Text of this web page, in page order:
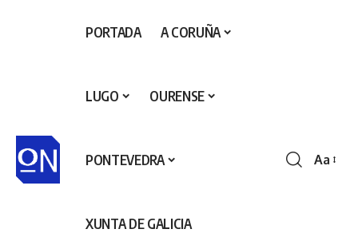
PORTADA A CORUÑA
LUGO OURENSE
PONTEVEDRA
XUNTA DE GALICIA
Aa